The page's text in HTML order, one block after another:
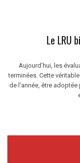
Le LRU
Aujourd’hui, les
terminées. Cette
de l’année, être adoptée